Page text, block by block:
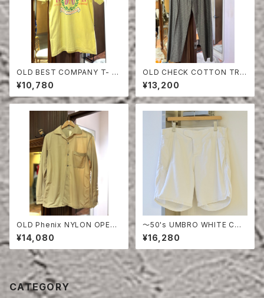
OLD BEST COMPANY T- S
HIRT
¥10,780
OLD CHECK COTTON TRO
USERS
¥13,200
OLD Phenix NYLON OPEN
COLLAR SHIRT
¥14,080
〜50's UMBRO WHITE COT
TON SHORTS
¥16,280
CATEGORY